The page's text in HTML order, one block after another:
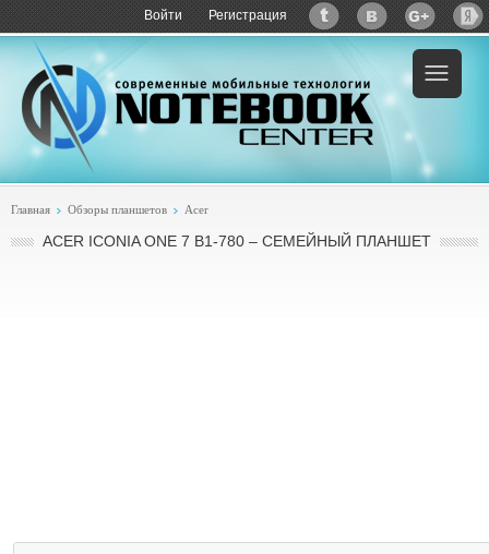
Войти Регистрация
Главная Обзоры планшетов Acer
ACER ICONIA ONE 7 B1-780 – СЕМЕЙНЫЙ ПЛАНШЕТ